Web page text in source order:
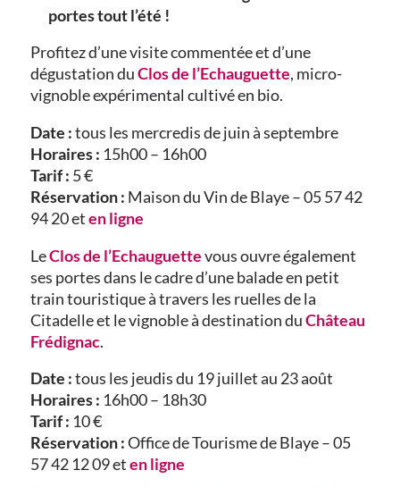
portes tout l’été !
Profitez d’une visite commentée et d’une
dégustation duClos de l’Echauguette, micro-
vignoble expérimental cultivé en bio.
Date :tous les mercredis de juin à septembre
Horaires : 15h00 – 16h00
Tarif : 5 €
Réservation : Maison du Vin de Blaye – 05 57 42
94 20 eten ligne
LeClos de l’Echauguettevous ouvre également
ses portes dans le cadre d’une balade en petit
train touristique à travers les ruelles de la
Citadelle et le vignoble à destination duChâteau
Frédignac.
Date :tous les jeudis du 19 juillet au 23 août
Horaires : 16h00 – 18h30
Tarif : 10 €
Réservation :Office de Tourisme de Blaye – 05
57 42 12 09 eten ligne